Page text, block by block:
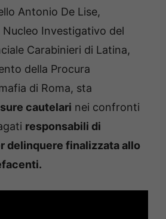
Antonio De Lise,
Investigativo del
Carabinieri di Latina,
della Procura
di Roma, sta
cautelari nei confronti
responsabili di
delinquere finalizzata allo